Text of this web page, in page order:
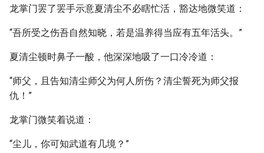
龙掌门罢了罢手示意夏清尘不必瞎忙活，豁达地微笑道：
“吾所受之伤吾自然知晓，若是温养得当应有五年活头。”
夏清尘顿时鼻子一酸，他深深地吸了一口冷冷道：
“师父，且告知清尘师父为何人所伤？清尘誓死为师父报
仇！”
龙掌门微笑着说道：
“尘儿，你可知武道有几境？”